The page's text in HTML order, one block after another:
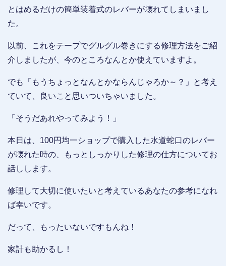
とはめるだけの簡単装着式のレバーが壊れてしまいまし
た。
以前、これをテープでグルグル巻きにする修理方法をご紹
介しましたが、今のところなんとか使えていますよ。
でも「もうちょっとなんとかならんじゃろか～？」と考え
ていて、良いこと思いついちゃいました。
「そうだあれやってみよう！」
本日は、100円均一ショップで購入した水道蛇口のレバー
が壊れた時の、もっとしっかりした修理の仕方についてお
話しします。
修理して大切に使いたいと考えているあなたの参考になれ
ば幸いです。
だって、もったいないですもんね！
家計も助かるし！